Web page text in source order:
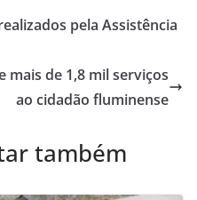
pela Assistência
mais de 1,8 mil serviços
ao cidadão fluminense
também